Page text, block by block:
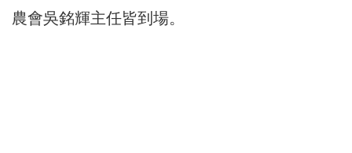
農會吳銘輝主任皆到場。